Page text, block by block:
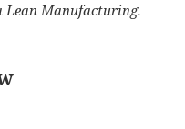
Lean Manufacturing.